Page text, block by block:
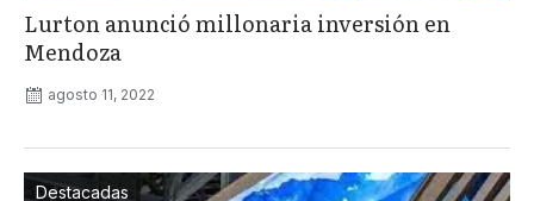
Lurton anunció millonaria inversión en
Mendoza
agosto 11, 2022
Destacadas